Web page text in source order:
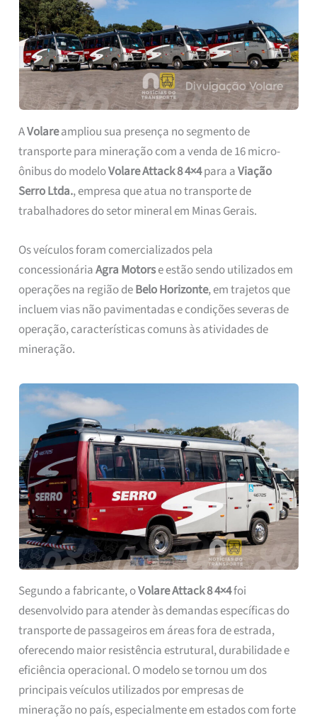
AVolareampliou sua presença no segmento de
transporte para mineração com a venda de 16 micro-
ônibus do modeloVolare Attack 8 4×4para aViação
Serro Ltda., empresa que atua no transporte de
trabalhadores do setor mineral em Minas Gerais.
Os veículos foram comercializados pela
concessionáriaAgra Motorse estão sendo utilizados em
operações na região deBelo Horizonte, em trajetos que
incluem vias não pavimentadas e condições severas de
operação, características comuns às atividades de
mineração.
Segundo a fabricante, oVolare Attack 8 4×4foi
desenvolvido para atender às demandas específicas do
transporte de passageiros em áreas fora de estrada,
oferecendo maior resistência estrutural, durabilidade e
eficiência operacional. O modelo se tornou um dos
principais veículos utilizados por empresas de
mineração no país, especialmente em estados com forte